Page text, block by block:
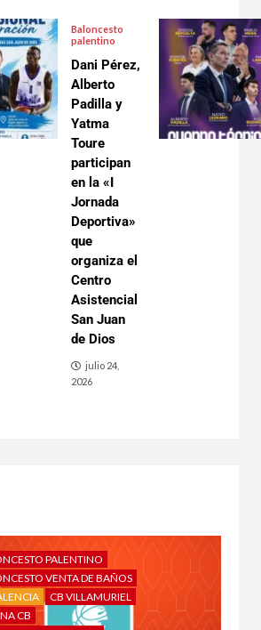
Baloncesto
palentino
Dani Pérez,
Alberto
Padilla y
Yatma
Toure
participan
en la «I
Jornada
Deportiva»
que
organiza el
Centro
Asistencial
San Juan
de Dios
julio 24,
2026
PALENTINO
VENTA DE BAÑOS
CB VILLAMURIEL
CB